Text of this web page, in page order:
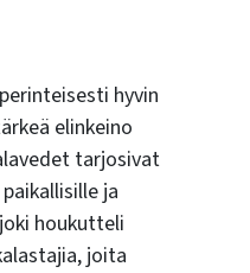
hyvin
elinkeino
tarjosivat
ja
houkutteli
joita